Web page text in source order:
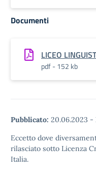
Documenti
LICEO
pdf - 152 kb
Pubblicato: 20.06.2023 -
Eccetto dove
rilasciato sotto Licenza
Italia.